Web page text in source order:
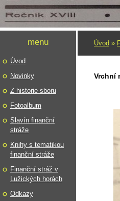
Úvod »
Vrchní
menu
Úvod
Novinky
Z historie sboru
Fotoalbum
Slavín finanční
stráže
Knihy s tematikou
finanční stráže
Finanční stráž v
Lužických horách
Odkazy